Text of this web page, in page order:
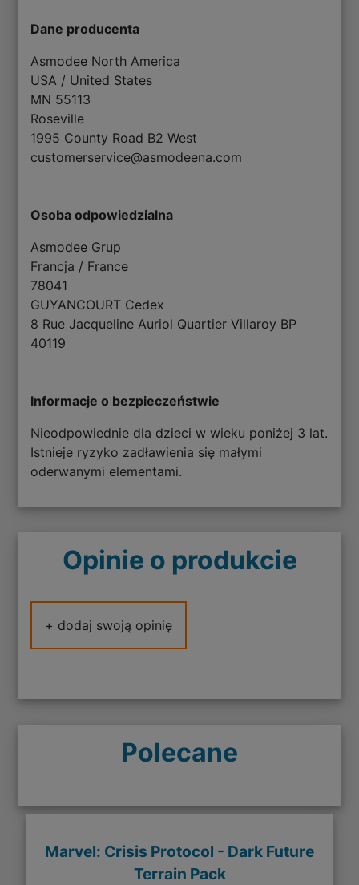
Dane producenta
Asmodee North America
USA / United States
MN 55113
Roseville
1995 County Road B2 West
customerservice@asmodeena.com
Osoba odpowiedzialna
Asmodee Grup
Francja / France
78041
GUYANCOURT Cedex
8 Rue Jacqueline Auriol Quartier Villaroy BP
40119
Informacje o bezpieczeństwie
Nieodpowiednie dla dzieci w wieku poniżej 3 lat.
Istnieje ryzyko zadławienia się małymi
oderwanymi elementami.
Opinie o produkcie
+ dodaj swoją opinię
Polecane
Marvel: Crisis Protocol - Dark Future
Terrain Pack